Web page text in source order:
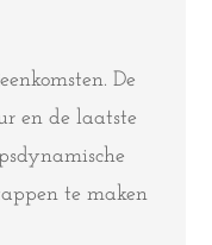
De
en de laatste
te maken